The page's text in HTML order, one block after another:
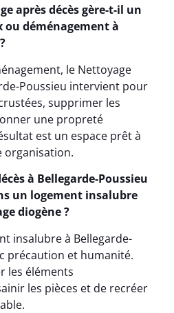
après décès gère-t-il un
ou déménagement à
le Nettoyage
Poussieu intervient pour
supprimer les
une propreté
est un espace prêt à
organisation.
à Bellegarde-Poussieu
un logement insalubre
diogène ?
insalubre à Bellegarde-
précaution et humanité.
les éléments
les pièces et de recréer